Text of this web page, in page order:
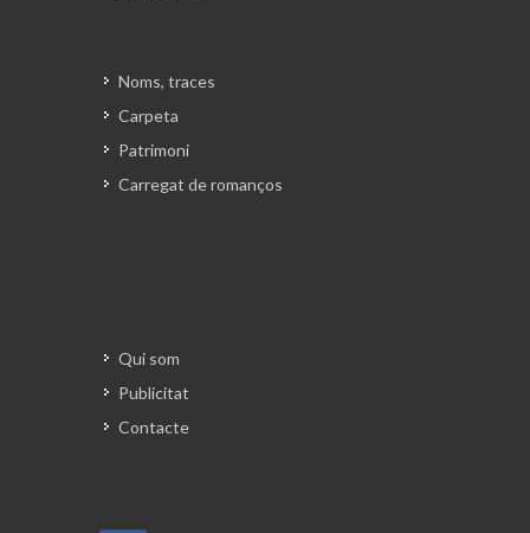
Noms, traces
Carpeta
Patrimoni
Carregat de romanços
Qui som
Publicitat
Contacte